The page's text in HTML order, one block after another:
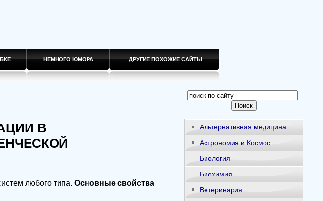
НЕМНОГО ЮМОРА ДРУГИЕ ПОХОЖИЕ САЙТЫ
В
любого типа. Основные свойства
Альтернативная медицина
Астрономия и Космос
Биология
Биохимия
Ветеринария